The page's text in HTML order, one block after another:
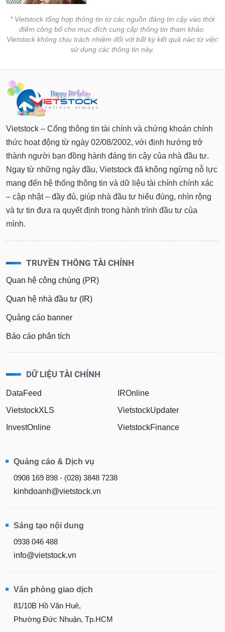
* Vietstock tổng hợp thông tin từ các nguồn đáng tin cậy vào thời
điểm công bố cho mục đích cung cấp thông tin tham khảo.
Vietstock không chịu trách nhiệm đối với bất kỳ kết quả nào từ việc
sử dụng các thông tin này.
Vietstock – Cổng thông tin tài chính và chứng khoán chính
thức hoạt động từ ngày 02/08/2002, với định hướng trở
thành người bạn đồng hành đáng tin cậy của nhà đầu tư.
Ngay từ những ngày đầu, Vietstock đã không ngừng nỗ lực
mang đến hệ thống thông tin và dữ liệu tài chính chính xác
– cập nhật – đầy đủ, giúp nhà đầu tư hiểu đúng, nhìn rộng
và tự tin đưa ra quyết định trong hành trình đầu tư của
mình.
TRUYỀN THÔNG TÀI CHÍNH
Quan hệ công chúng (PR)
Quan hệ nhà đầu tư (IR)
Quảng cáo banner
Báo cáo phân tích
DỮ LIỆU TÀI CHÍNH
DataFeed
VietstockXLS
InvestOnline
IROnline
VietstockUpdater
VietstockFinance
Quảng cáo & Dịch vụ
0908 169 898 - (028) 3848 7238
kinhdoanh@vietstock.vn
Sáng tạo nội dung
0938 046 488
info@vietstock.vn
Văn phòng giao dịch
81/10B Hồ Văn Huê,
Phường Đức Nhuận, Tp.HCM